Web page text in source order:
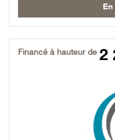
Financé à hauteur de 2